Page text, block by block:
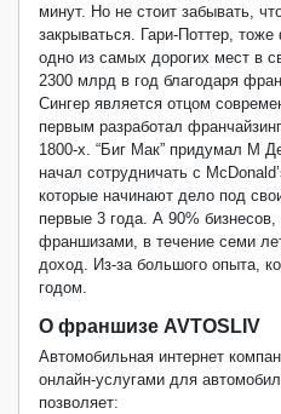
минут. Но не стоит забывать,
закрываться. Гари-Поттер,
одно из самых дорогих мест в
2300 млрд в год благодаря
Сингер является отцом
первым разработал
1800-х. “Биг Мак” придумал М
начал сотрудничать с McDonald’
которые начинают дело под
первые 3 года. А 90% бизнесов,
франшизами, в течение семи
доход. Из-за большого опыта,
годом.
О франшизе AVTOSLIV
Автомобильная интернет
онлайн-услугами для
позволяет: